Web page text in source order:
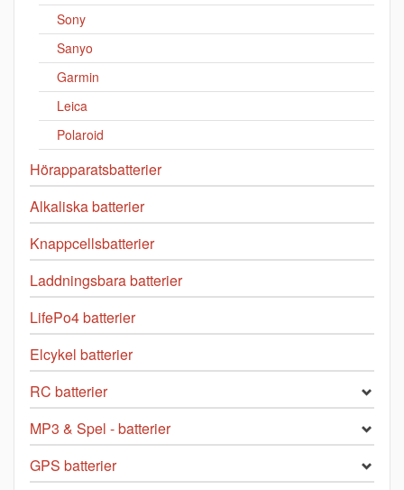
Sony
Sanyo
Garmin
Leica
Polaroid
Hörapparatsbatterier
Alkaliska batterier
Knappcellsbatterier
Laddningsbara batterier
LifePo4 batterier
Elcykel batterier
RC batterier
MP3 & Spel - batterier
GPS batterier